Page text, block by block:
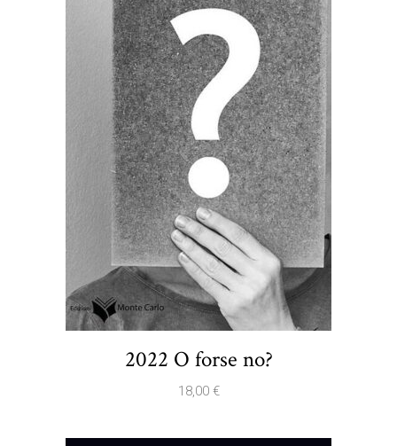
2022 O forse no?
18,00 €